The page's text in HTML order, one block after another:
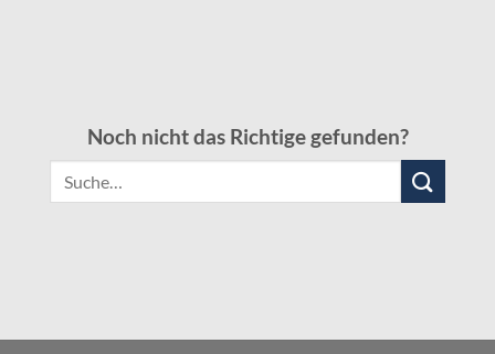
Noch nicht das Richtige gefunden?
Suche
nach: